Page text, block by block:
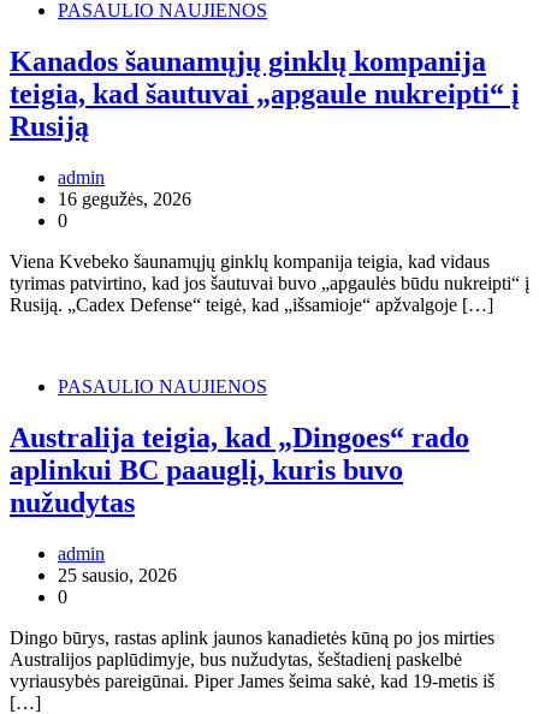
PASAULIO NAUJIENOS
Kanados šaunamųjų ginklų kompanija
teigia, kad šautuvai „apgaule nukreipti“ į
Rusiją
admin
16 gegužės, 2026
0
Viena Kvebeko šaunamųjų ginklų kompanija teigia, kad vidaus
tyrimas patvirtino, kad jos šautuvai buvo „apgaulės būdu nukreipti“ į
Rusiją. „Cadex Defense“ teigė, kad „išsamioje“ apžvalgoje […]
PASAULIO NAUJIENOS
Australija teigia, kad „Dingoes“ rado
aplinkui BC paauglį, kuris buvo
nužudytas
admin
25 sausio, 2026
0
Dingo būrys, rastas aplink jaunos kanadietės kūną po jos mirties
Australijos paplūdimyje, bus nužudytas, šeštadienį paskelbė
vyriausybės pareigūnai. Piper James šeima sakė, kad 19-metis iš
[…]